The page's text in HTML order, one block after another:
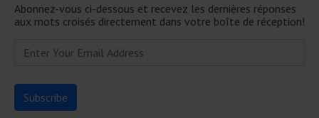
Abonnez-vous ci-dessous et recevez les dernières réponses
aux mots croisés directement dans votre boîte de réception!